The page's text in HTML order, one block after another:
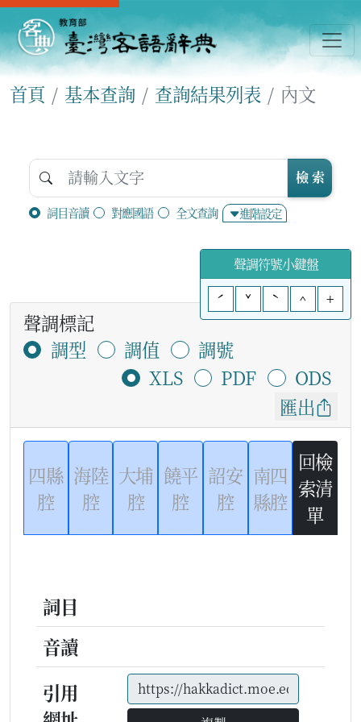
首頁 基本查詢 查詢結果列表 內文
詞目音讀 對應國語 全文查詢 進階設定
檢 索
聲調符號小鍵盤
ˊ
ˇ ˋ ^ +
聲調標記
調型
調值
調號
XLS
PDF
ODS
匯出
四縣
腔
海陸
腔
大埔
腔
饒平
腔
詔安
腔
南四
縣腔
回檢
索清
單
詞目
音讀
引用